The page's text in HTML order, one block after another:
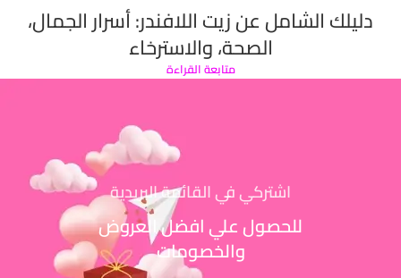
دليلك الشامل عن زيت اللافندر: أسرار الجمال،
الصحة، والاسترخاء
متابعة القراءة
اشتركي في القائمة البريدية
للحصول علي افضل العروض
والخصومات